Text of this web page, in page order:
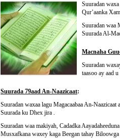
Suuradan
Qur’aanka
Suuradan waa
Suurada Al-
Macnaha
Suuradan
taasoo ay aad
Suurada 79aad An-Naazicaat:
Suuradan waxaa lagu Magacaabaa An-
Suurada ku Dhex jira .
Suuradan waa makiyah, Cadadka
Musxafkana waxey kaga Beegan tahay Biloowga